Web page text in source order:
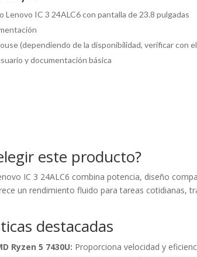
Lenovo IC 3 24ALC6 con pantalla de 23.8 pulgadas
(dependiendo de la disponibilidad, verificar con
y documentación básica
este producto?
IC 3 24ALC6 combina potencia, diseño
un rendimiento fluido para tareas cotidianas,
destacadas
Ryzen 5 7430U: Proporciona velocidad y